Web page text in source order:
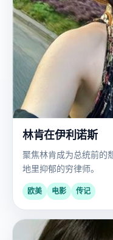
林肯在伊利诺斯
聚焦林肯成为总统前的
地里抑郁的穷律师。
欧美 电影
传记
2016
欧